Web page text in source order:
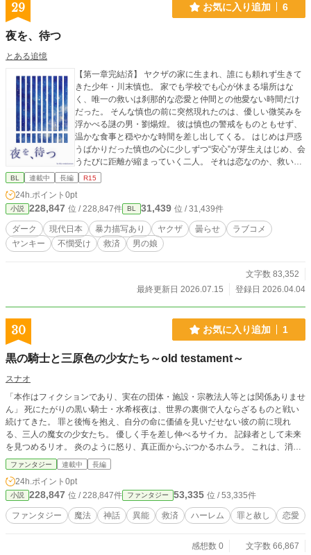
29 お気に入り追加 6
夜を、待つ
とある追憶
【第一章完結済】 ヤクザの家に生まれ、誰にも頼れず生きて
きた少年・川末慎也。 家でも学校でも心が休まる場所はな
く、唯一の救いは刹那的な恋愛と仲間との他愛ない時間だけ
だった。 そんな慎也の前に突然現れたのは、優しい微笑みを
浮かべる謎の男・劉煬煌。 彼は慎也の警戒をものともせず、
温かな食事と穏やかな時間を差し出してくる。 はじめは戸惑
うばかりだった慎也の心に少しずつ“安心”が芽生えはじめ、会
うたびに距離が縮まっていく二人。 それは恋なのか、救いな
のか——。 孤独な少年と、不思議な優しさを持つ男の出会い
て、空気が少しずつ沈んでいきます。嫌な予感がしたら、そ
の直感を大事にして、無理せず読書を止めてください。※※
※直接的な性描写はありませんが、暴力表現があります。 ※
表紙及び地の文の表現の整形に生成AIを使用しています。 ※
本作はpixiv掲載作品の再掲です。 https://www.pixiv.net/novel/
ンです。作中に登場する団体・人物・事件などはすべて架空
であり、実在のものとは関係ありません。 描写は複数の資料
BL 連載中 長編 R15
24h.ポイント 0pt
小説 228,847 位 / 228,847件 BL 31,439 位 / 31,439件
ダーク 現代日本 暴力描写あり ヤクザ 曇らせ
ラブコメ
ヤンキー
不憫受け 救済 男の娘
文字数 83,352
最終更新日 2026.07.15
登録日 2026.04.04
30 お気に入り追加 1
黒の騎士と三原色の少女たち～old testament～
スナオ
「本作はフィクションであり、実在の団体・施設・宗教法人等とは関係ありませ
ん」 死にたがりの黒い騎士・水希桜夜は、世界の裏側で人ならざるものと戦い
続けてきた。 罪と後悔を抱え、自分の命に価値を見いだせない彼の前に現れ
る、三人の魔女の少女たち。 優しく手を差し伸べるサイカ。 記録者として未来
を見つめるリオ。 炎のように怒り、真正面からぶつかるホムラ。 これは、消え
たいと願った男が、少女たちとの出会いを通して、それでも「生きたい」と言う
までの物語。
ファンタジー 連載中 長編
24h.ポイント 0pt
小説 228,847 位 / 228,847件 ファンタジー 53,335 位 / 53,335件
ファンタジー 魔法 神話 異能 救済 ハーレム 罪と赦し 恋愛
感想数 0 文字数 66,867